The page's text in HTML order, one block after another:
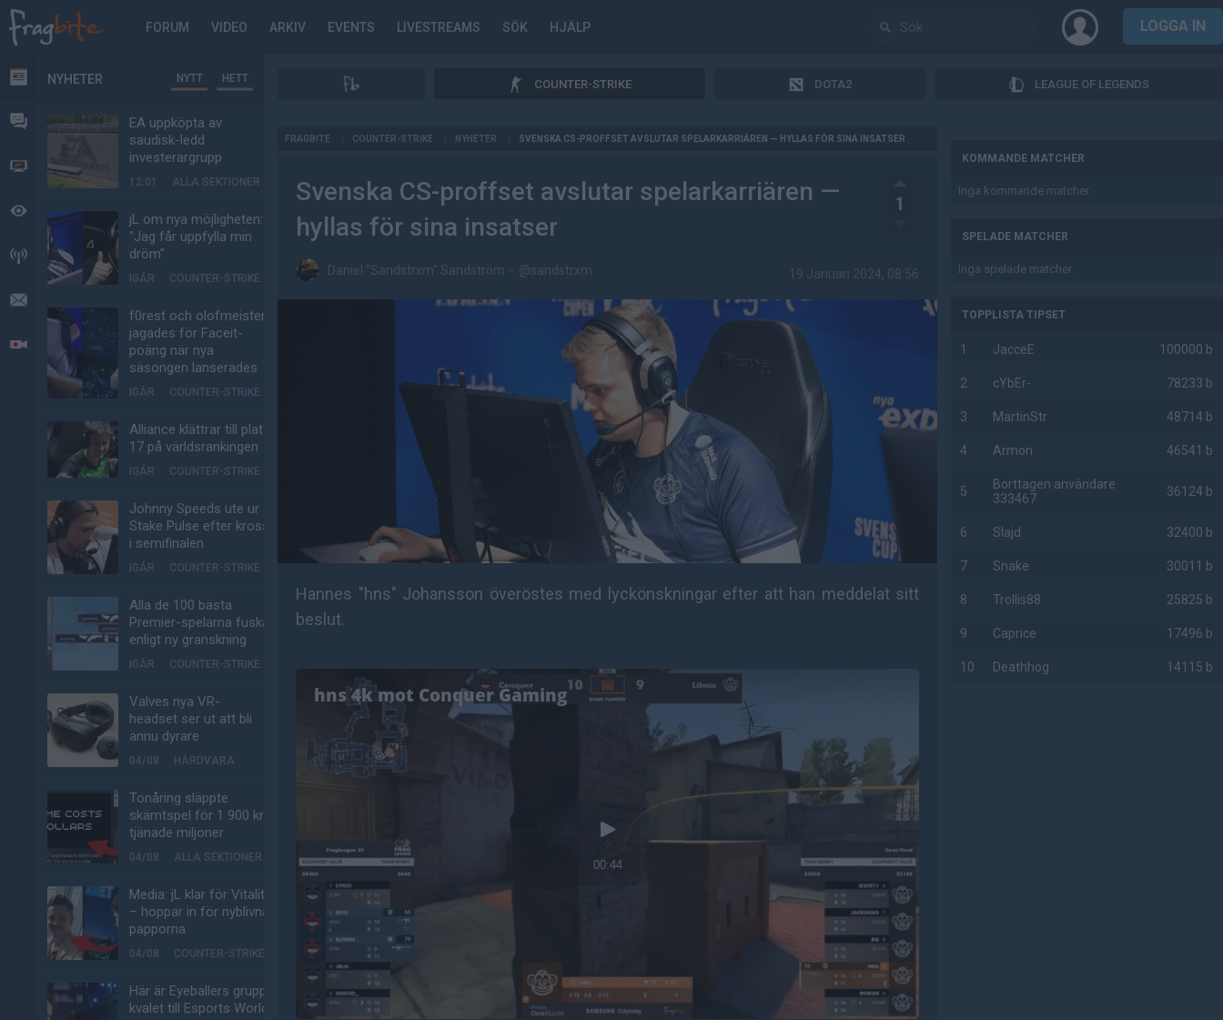
FORUM VIDEO ARKIV EVENTS LIVESTREAMS SÖK HJÄLP LOGGA IN
NYHETER
FORUM
VIDEO
BEVAKAT
HÄNDELSER
LIVESÄNDNINGAR
NYHETER NYTT HETT
EA uppköpta av
saudisk-ledd
investerargrupp
12:01 ALLA SEKTIONER
jL om nya möjligheten:
"Jag får uppfylla min
dröm"
IGÅR COUNTER-STRIKE
f0rest och olofmeister
jagades för Faceit-
poäng när nya
säsongen lanserades
IGÅR COUNTER-STRIKE
Alliance klättrar till plats
17 på världsrankingen
IGÅR COUNTER-STRIKE
Johnny Speeds ute ur
Stake Pulse efter kross
i semifinalen
IGÅR COUNTER-STRIKE
Alla de 100 bästa
Premier-spelarna fuskar
enligt ny granskning
IGÅR COUNTER-STRIKE
Valves nya VR-
headset ser ut att bli
ännu dyrare
04/08 HÅRDVARA
Tonåring släppte
skämtspel för 1 900 kr –
tjänade miljoner
04/08 ALLA SEKTIONER
Media: jL klar för Vitality
– hoppar in för nyblivna
papporna
04/08 COUNTER-STRIKE
Här är Eyeballers grupp i
kvalet till Esports World
COUNTER-STRIKE DOTA2 LEAGUE OF LEGENDS
FRAGBITE COUNTER-STRIKE NYHETER SVENSKA CS-PROFFSET AVSLUTAR SPELARKARRIÄREN — HYLLAS FÖR SINA INSATSER
Svenska CS-proffset avslutar spelarkarriären —
hyllas för sina insatser
19 Januari 2024, 08:56
Daniel "Sandstrxm" Sandström @sandstrxm
1
Hannes "hns" Johansson överöstes med lyckönskningar efter att han meddelat sitt
beslut.
KOMMANDE MATCHER
Inga kommande matcher.
SPELADE MATCHER
Inga spelade matcher.
TOPPLISTA TIPSET
1 JacceE 100000 b
2 cYbEr- 78233 b
3 MartinStr 48714 b
4 Armon 46541 b
5
Borttagen användare
333467
36124 b
6 Slajd 32400 b
7 Snake 30011 b
8 Trollis88 25825 b
9 Caprice 17496 b
10 Deathhog 14115 b